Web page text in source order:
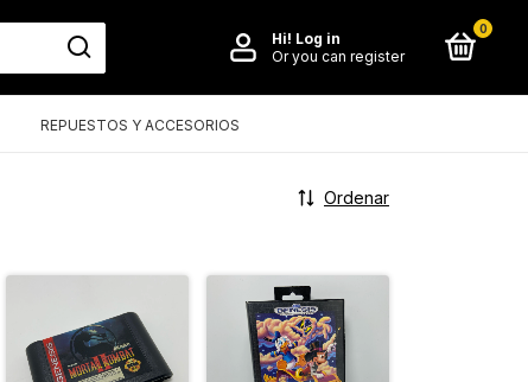
Hi! Log in
Or you can register
0
REPUESTOS Y ACCESORIOS
Ordenar